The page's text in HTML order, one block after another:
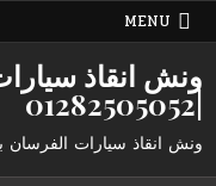
Skip
MENU
ونش انقاذ
|01282505052
ونش انقاذ سيارات الفرسان بالقاهرة